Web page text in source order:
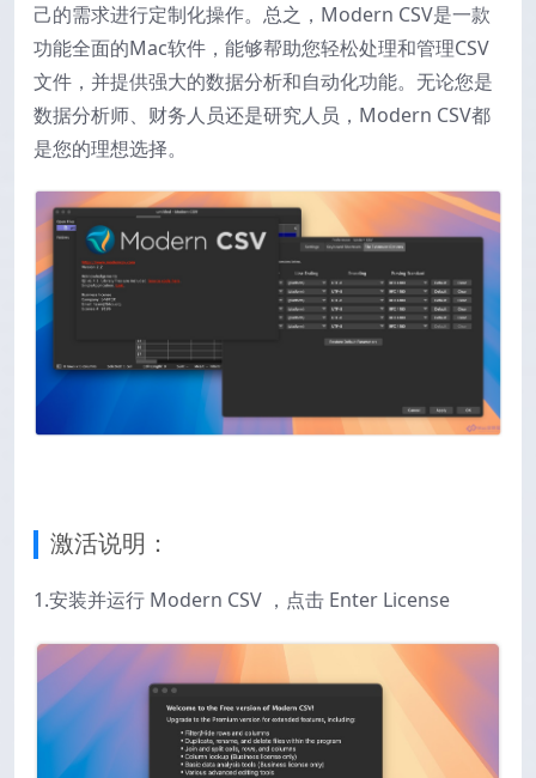
己的需求进行定制化操作。总之，Modern CSV是一款
功能全面的Mac软件，能够帮助您轻松处理和管理CSV
文件，并提供强大的数据分析和自动化功能。无论您是
数据分析师、财务人员还是研究人员，Modern CSV都
是您的理想选择。
激活说明：
1.安装并运行 Modern CSV ，点击 Enter License